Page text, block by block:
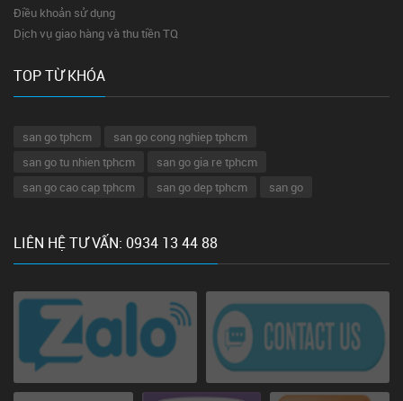
Điều khoản sử dụng
Dịch vụ giao hàng và thu tiền TQ
TOP TỪ KHÓA
san go tphcm
san go cong nghiep tphcm
san go tu nhien tphcm
san go gia re tphcm
san go cao cap tphcm
san go dep tphcm san go
LIÊN HỆ TƯ VẤN: 0934 13 44 88